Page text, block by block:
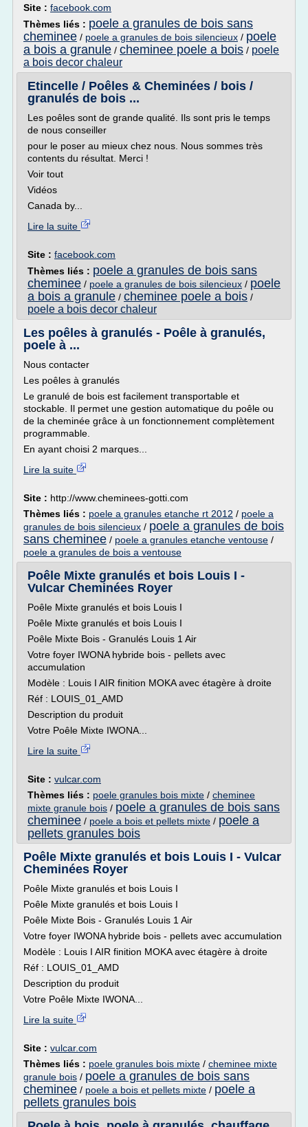
Site : facebook.com
Thèmes liés : poele a granules de bois sans
cheminee / poele a granules de bois silencieux / poele
a bois a granule / cheminee poele a bois / poele
a bois decor chaleur
Etincelle / Poêles & Cheminées / bois /
granulés de bois ...
Les poêles sont de grande qualité. Ils sont pris le temps
de nous conseiller
pour le poser au mieux chez nous. Nous sommes très
contents du résultat. Merci !
Voir tout
Vidéos
Canada by...
Lire la suite
Site : facebook.com
Thèmes liés : poele a granules de bois sans
cheminee / poele a granules de bois silencieux / poele
a bois a granule / cheminee poele a bois /
poele a bois decor chaleur
Les poêles à granulés - Poêle à granulés,
poele à ...
Nous contacter
Les poêles à granulés
Le granulé de bois est facilement transportable et
stockable. Il permet une gestion automatique du poêle ou
de la cheminée grâce à un fonctionnement complètement
programmable.
En ayant choisi 2 marques...
Lire la suite
Site : http://www.cheminees-gotti.com
Thèmes liés : poele a granules etanche rt 2012 / poele a
granules de bois silencieux / poele a granules de bois
sans cheminee / poele a granules etanche ventouse /
poele a granules de bois a ventouse
Poêle Mixte granulés et bois Louis I -
Vulcar Cheminées Royer
Poêle Mixte granulés et bois Louis I
Poêle Mixte granulés et bois Louis I
Poêle Mixte Bois - Granulés Louis 1 Air
Votre foyer IWONA hybride bois - pellets avec
accumulation
Modèle : Louis I AIR finition MOKA avec étagère à droite
Réf : LOUIS_01_AMD
Description du produit
Votre Poêle Mixte IWONA...
Lire la suite
Site : vulcar.com
Thèmes liés : poele granules bois mixte / cheminee
mixte granule bois / poele a granules de bois sans
cheminee / poele a bois et pellets mixte / poele a
pellets granules bois
Poêle Mixte granulés et bois Louis I - Vulcar
Cheminées Royer
Poêle Mixte granulés et bois Louis I
Poêle Mixte granulés et bois Louis I
Poêle Mixte Bois - Granulés Louis 1 Air
Votre foyer IWONA hybride bois - pellets avec accumulation
Modèle : Louis I AIR finition MOKA avec étagère à droite
Réf : LOUIS_01_AMD
Description du produit
Votre Poêle Mixte IWONA...
Lire la suite
Site : vulcar.com
Thèmes liés : poele granules bois mixte / cheminee mixte
granule bois / poele a granules de bois sans
cheminee / poele a bois et pellets mixte / poele a
pellets granules bois